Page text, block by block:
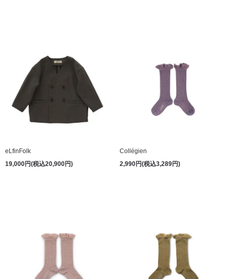
eLfinFolk
19,000円(税込20,900円)
Collégien
2,990円(税込3,289円)